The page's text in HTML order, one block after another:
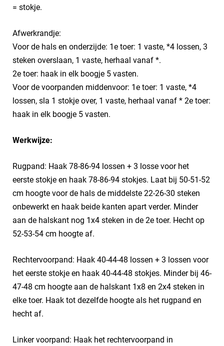
= stokje.
Afwerkrandje:
Voor de hals en onderzijde: 1e toer: 1 vaste, *4 lossen, 3
steken overslaan, 1 vaste, herhaal vanaf *.
2e toer: haak in elk boogje 5 vasten.
Voor de voorpanden middenvoor: 1e toer: 1 vaste, *4
lossen, sla 1 stokje over, 1 vaste, herhaal vanaf * 2e toer:
haak in elk boogje 5 vasten.
Werkwijze:
Rugpand: Haak 78-86-94 lossen + 3 losse voor het
eerste stokje en haak 78-86-94 stokjes. Laat bij 50-51-52
cm hoogte voor de hals de middelste 22-26-30 steken
onbewerkt en haak beide kanten apart verder. Minder
aan de halskant nog 1x4 steken in de 2e toer. Hecht op
52-53-54 cm hoogte af.
Rechtervoorpand: Haak 40-44-48 lossen + 3 lossen voor
het eerste stokje en haak 40-44-48 stokjes. Minder bij 46-
47-48 cm hoogte aan de halskant 1x8 en 2x4 steken in
elke toer. Haak tot dezelfde hoogte als het rugpand en
hecht af.
Linker voorpand: Haak het rechtervoorpand in